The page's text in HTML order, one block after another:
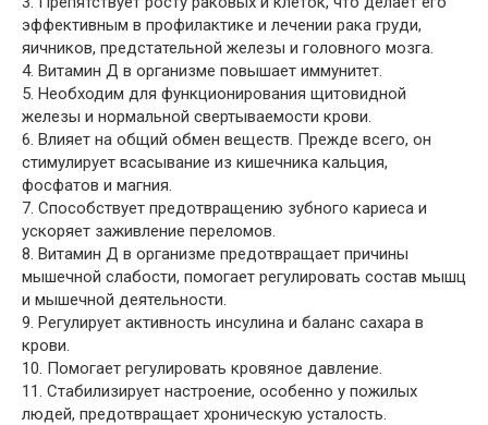
эффективным в профилактике и лечении рака груди,
яичников, предстательной железы и головного мозга.
4. Витамин Д в организме повышает иммунитет.
5. Необходим для функционирования щитовидной
железы и нормальной свертываемости крови.
6. Влияет на общий обмен веществ. Прежде всего, он
стимулирует всасывание из кишечника кальция,
фосфатов и магния.
7. Способствует предотвращению зубного кариеса и
ускоряет заживление переломов.
8. Витамин Д в организме предотвращает причины
мышечной слабости, помогает регулировать состав мышц
и мышечной деятельности.
9. Регулирует активность инсулина и баланс сахара в
крови.
10. Помогает регулировать кровяное давление.
11. Стабилизирует настроение, особенно у пожилых
людей, предотвращает хроническую усталость.